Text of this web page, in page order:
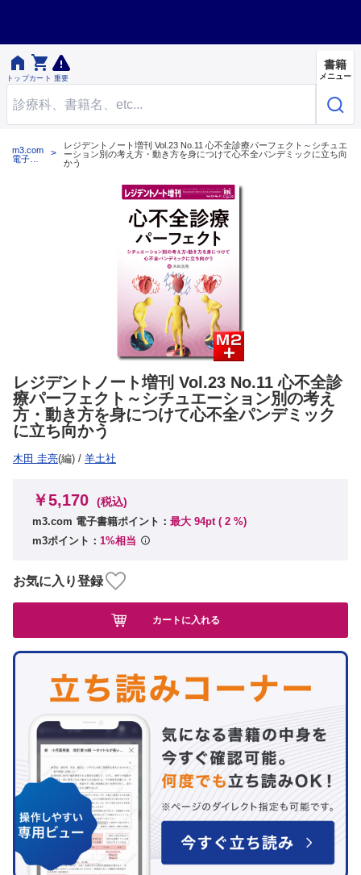

トップ

カート 重要
書籍
メニュー
m3.com
電子書
レジデントノート増刊 Vol.23 No.11 心不全診療パーフェクト～シチュエ
ーション別の考え方・動き方を身につけて心不全パンデミックに立ち向
かう
レジデントノート増刊 Vol.23 No.11 心不全診
療パーフェクト～シチュエーション別の考え
方・動き方を身につけて心不全パンデミック
に立ち向かう
木田 圭亮(編) / 羊土社
￥5,170 (税込)
m3.com 電子書籍ポイント： 最大 94pt ( 2 %)
m3ポイント： 1%相当
お気に入り登録
カートに入れる